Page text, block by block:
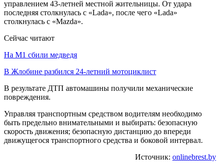
управлением 43-летней местной жительницы. От удара
последняя столкнулась с «Lada», после чего «Lada»
столкнулась с «Mazda».
Сейчас читают
На М1 сбили медведя
В Жлобине разбился 24-летний мотоциклист
В результате ДТП автомашины получили механические
повреждения.
Управляя транспортным средством водителям необходимо
быть предельно внимательными и выбирать: безопасную
скорость движения; безопасную дистанцию до впереди
движущегося транспортного средства и боковой интервал.
Источник: onlinebrest.by